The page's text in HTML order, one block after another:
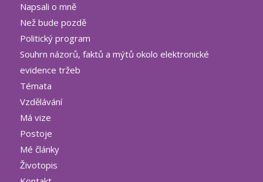
Napsali o mně
Než bude pozdě
Politický program
Souhrn názorů, faktů a mýtů okolo elektronické
evidence tržeb
Témata
Vzdělávání
Má vize
Postoje
Mé články
Životopis